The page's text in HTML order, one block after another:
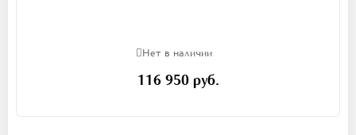
Нет в наличии
116 950 руб.